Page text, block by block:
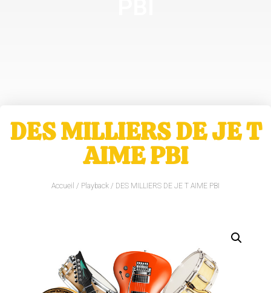
DES MILLIERS DE JE T
AIME PBI
Accueil / Playback / DES MILLIERS DE JE T AIME PBI